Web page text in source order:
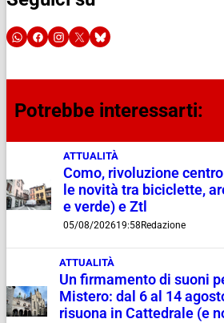
Potrebbe interessarti:
ATTUALITÀ
Como, rivoluzione
le novità tra biciclette,
e verde) e Ztl
05/08/202619:58 Redazione
ATTUALITÀ
Un firmamento di suoni
Mistero: dal 6 al 14
risuona in Cattedrale (e